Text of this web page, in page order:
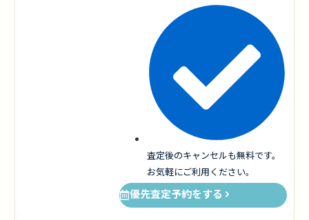
査定後のキャンセルも無料です。
お気軽にご利用ください。
優先査定予約をする